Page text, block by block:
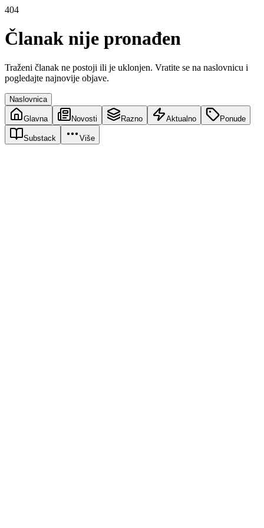
404
Članak nije pronađen
Traženi članak ne postoji ili je uklonjen. Vratite se na naslovnicu i
pogledajte najnovije objave.
Naslovnica
Glavna Novosti Razno Aktualno Ponude
Substack Više